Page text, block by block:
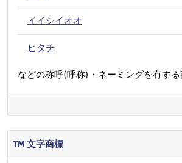
イイシイオオ
ヒタチ
などの称呼(呼称)・ネーミングを有する
文字商標